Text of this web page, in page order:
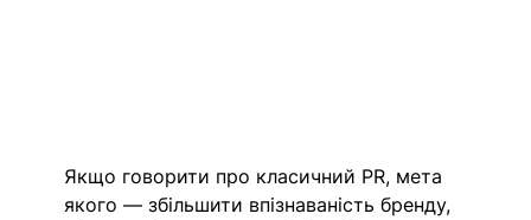
Якщо говорити про класичний PR, мета
якого — збільшити впізнаваність бренду,